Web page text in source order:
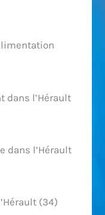
dans l’Hérault
dans l’Hérault
(34)